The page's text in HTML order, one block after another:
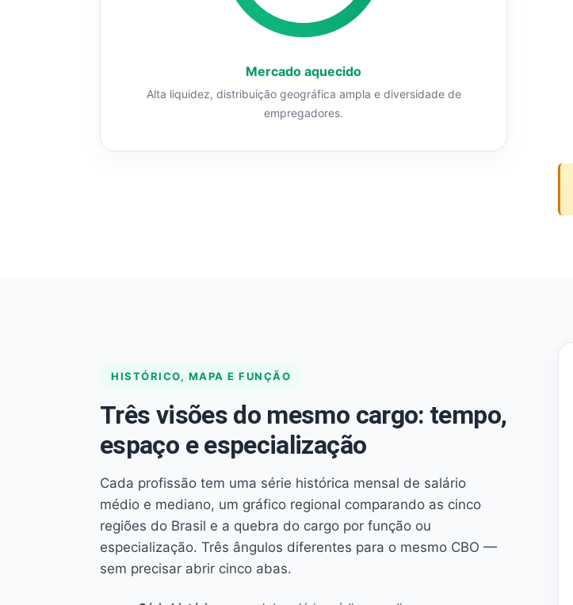
Mercado aquecido
Alta liquidez, distribuição geográfica ampla e diversidade de
empregadores.
HISTÓRICO, MAPA E FUNÇÃO
Três visões do mesmo cargo: tempo,
espaço e especialização
Cada profissão tem uma série histórica mensal de salário
médio e mediano, um gráfico regional comparando as cinco
regiões do Brasil e a quebra do cargo por função ou
especialização. Três ângulos diferentes para o mesmo CBO —
sem precisar abrir cinco abas.